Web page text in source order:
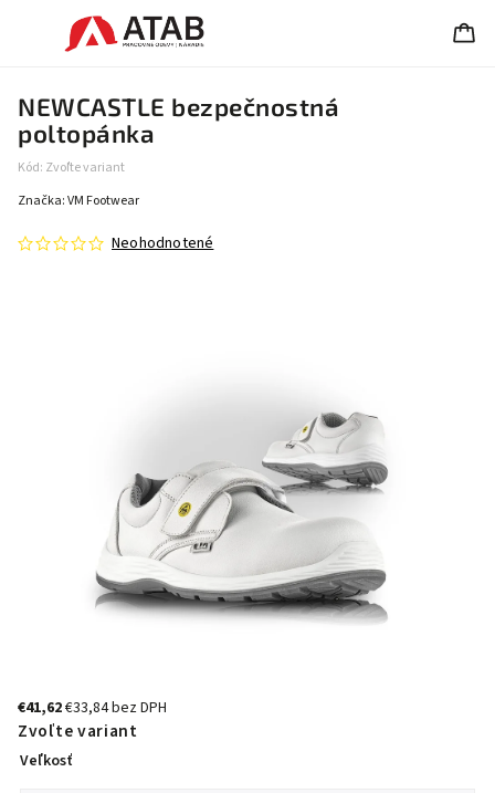
NEWCASTLE bezpečnostná
poltopánka
Kód: Zvoľte variant
Neohodnotené
Značka:VM Footwear
€41,62€33,84 bez DPH
Zvoľte variant
Veľkosť